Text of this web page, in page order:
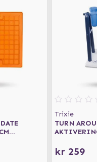
Trixie
TURN
kr 259